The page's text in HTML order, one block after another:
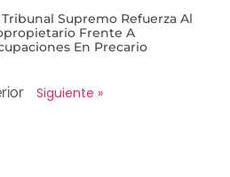
Tribunal Supremo Refuerza Al
Frente A
En Precario
Siguiente »